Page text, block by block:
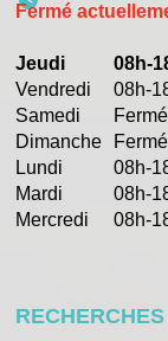
Fermé
Jeudi
08h-
Vendredi
08h-
Samedi
Fermé
Dimanche
Fermé
Lundi
08h-
Mardi
08h-
Mercredi
08h-